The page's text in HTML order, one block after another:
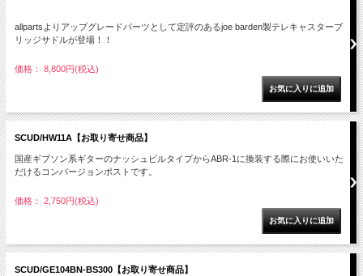
allpartsよりアップグレードパーツとして定評のあるjoe barden製テレキャスターブ
リッジサドルが登場！！
価格： 8,800円(税込)
SCUD/HW11A【お取り寄せ商品】
国産ギブソン系ギターのナッシュビルタイプからABR-1に換装する際にお使いいた
だけるコンバージョンポストです。
価格： 2,750円(税込)
SCUD/GE104BN-BS300【お取り寄せ商品】